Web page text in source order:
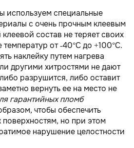
используем специальные
с очень прочным клеевым
состав не теряет своих
температур от -40°С до +100°С.
наклейку путем нагрева
другими хитростями не дают
разрушится, либо оставит
вернуть ее на место не
гарантийных пломб
чтобы обеспечить
но при этом
нарушение целостности